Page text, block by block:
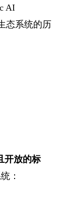
AI
态系统的历
开放的标
：